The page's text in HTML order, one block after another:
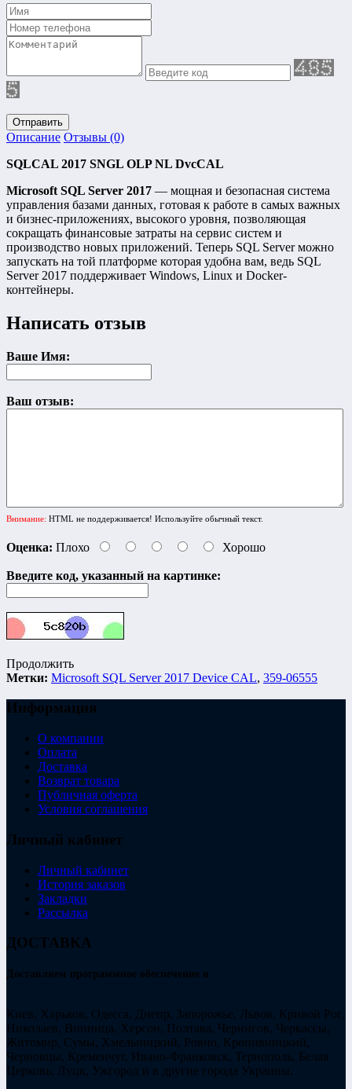
Отправить
Описание Отзывы (0)
SQLCAL 2017 SNGL OLP NL DvcCAL
Microsoft SQL Server 2017 — мощная и безопасная система
управления базами данных, готовая к работе в самых важных
и бизнес-приложениях, высокого уровня, позволяющая
сокращать финансовые затраты на сервис систем и
производство новых приложений. Теперь SQL Server можно
запускать на той платформе которая удобна вам, ведь SQL
Server 2017 поддерживает Windows, Linux и Docker-
контейнеры.
Написать отзыв
Ваше Имя:
Ваш отзыв:
Внимание: HTML не поддерживается! Используйте обычный текст.
Оценка: Плохо Хорошо
Введите код, указанный на картинке:
Продолжить
Метки: Microsoft SQL Server 2017 Device CAL, 359-06555
Информация
О компании
Оплата
Доставка
Возврат товара
Публичная оферта
Условия соглашения
Личный кабинет
Личный кабинет
История заказов
Закладки
Рассылка
ДОСТАВКА
Доставляем программное обеспечение в
Киев, Харьков, Одесса, Днепр, Запорожье, Львов, Кривой Рог,
Николаев, Винница, Херсон, Полтава, Чернигов, Черкассы,
Житомир, Сумы, Хмельницкий, Ровно, Кропивницкий,
Черновцы, Кременчуг, Ивано-Франковск, Тернополь, Белая
Церковь, Луцк, Ужгород и в другие города Украины.